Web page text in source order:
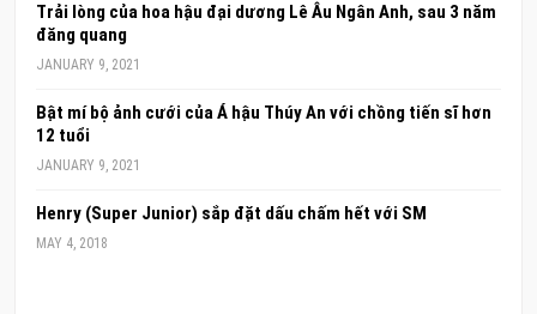
Trải lòng của hoa hậu đại dương Lê Âu Ngân Anh, sau 3 năm
đăng quang
JANUARY 9, 2021
Bật mí bộ ảnh cưới của Á hậu Thúy An với chồng tiến sĩ hơn
12 tuổi
JANUARY 9, 2021
Henry (Super Junior) sắp đặt dấu chấm hết với SM
MAY 4, 2018